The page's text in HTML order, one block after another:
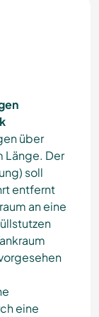
über
Länge. Der
soll
entfernt
an eine
eine